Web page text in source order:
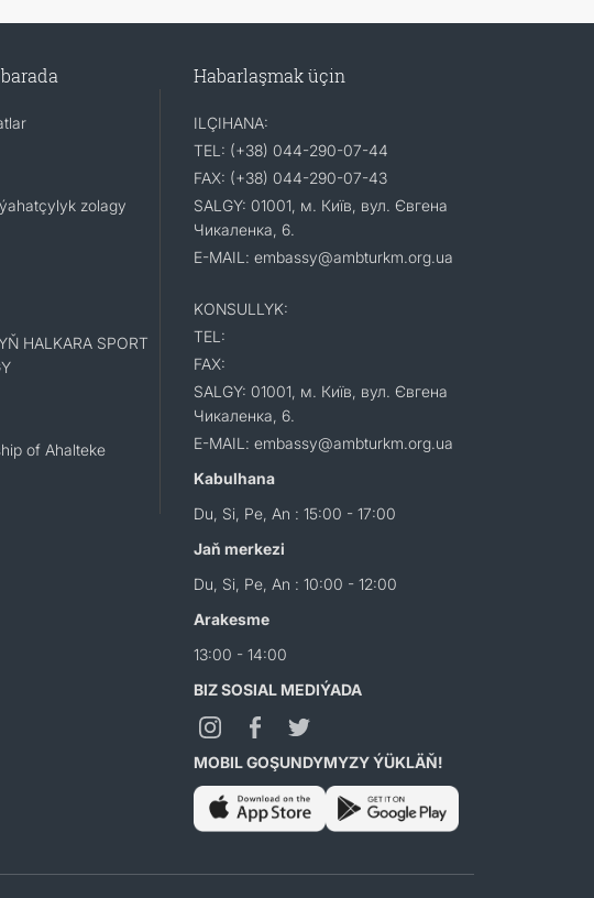
zolagy
HALKARA SPORT
of Ahalteke
Habarlaşmak üçin
ILÇIHANA:
TEL: (+38) 044-290-07-44
FAX: (+38) 044-290-07-43
SALGY: 01001, м. Київ, вул. Євгена
Чикаленка, 6.
E-MAIL: embassy@ambturkm.org.ua
KONSULLYK:
TEL:
FAX:
SALGY: 01001, м. Київ, вул. Євгена
Чикаленка, 6.
E-MAIL: embassy@ambturkm.org.ua
Kabulhana
Du, Si, Pe, An : 15:00 - 17:00
Jaň merkezi
Du, Si, Pe, An : 10:00 - 12:00
Arakesme
13:00 - 14:00
BIZ SOSIAL MEDIÝADA
MOBIL GOŞUNDYMYZY ÝÜKLÄŇ!